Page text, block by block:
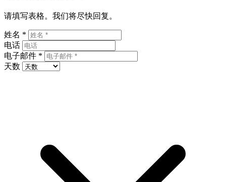
请填写表格。我们将尽快回复。
姓名 *
电话
电子邮件 *
天数